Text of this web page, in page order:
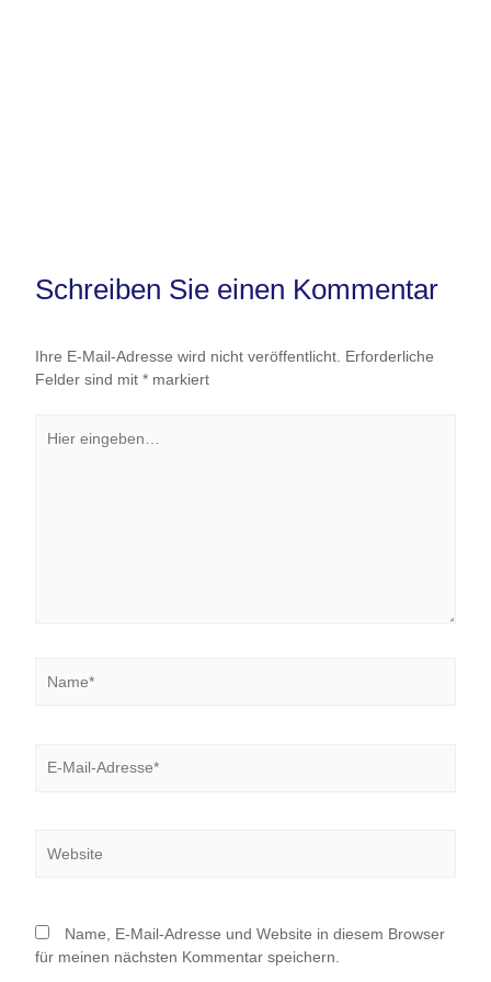
Schreiben Sie einen Kommentar
Ihre E-Mail-Adresse wird nicht veröffentlicht. Erforderliche
Felder sind mit *markiert
eingeben…
Mail-
Name, E-Mail-Adresse und Website in diesem Browser
für meinen nächsten Kommentar speichern.